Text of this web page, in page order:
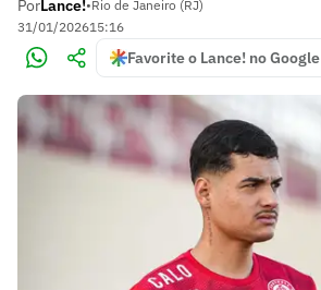
PorLance!•Rio de Janeiro (RJ)
31/01/202615:16
Favorite o Lance! no Google